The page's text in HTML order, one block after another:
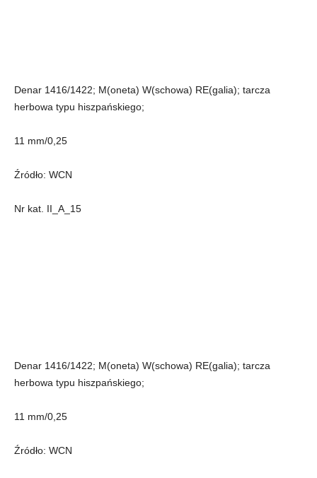
Denar 1416/1422; M(oneta) W(schowa) RE(galia); tarcza
herbowa typu hiszpańskiego;
11 mm/0,25
Źródło: WCN
Nr kat. II_A_15
Denar 1416/1422; M(oneta) W(schowa) RE(galia); tarcza
herbowa typu hiszpańskiego;
11 mm/0,25
Źródło: WCN